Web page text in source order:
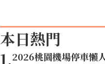
本日熱門
1.2026桃園機場停車懶